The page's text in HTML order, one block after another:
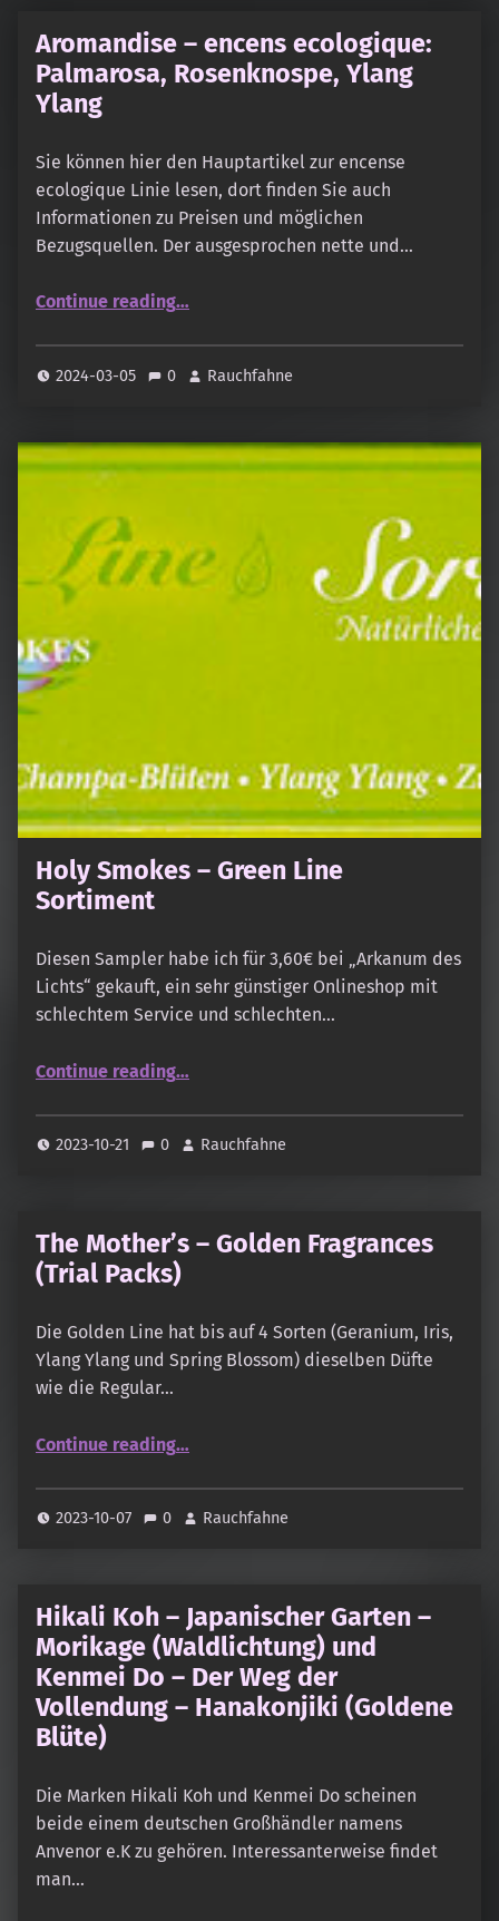
Aromandise – encens ecologique:
Palmarosa, Rosenknospe, Ylang
Ylang
Sie können hier den Hauptartikel zur encense
ecologique Linie lesen, dort finden Sie auch
Informationen zu Preisen und möglichen
Bezugsquellen. Der ausgesprochen nette und…
Continue reading“Aromandise – encens ecologique: Palmarosa, Rosenknospe, Ylang Ylang”
…
2024-03-05 0 Rauchfahne
Holy Smokes – Green Line
Sortiment
Diesen Sampler habe ich für 3,60€ bei „Arkanum des
Lichts“ gekauft, ein sehr günstiger Onlineshop mit
schlechtem Service und schlechten…
Continue reading“Holy Smokes – Green Line Sortiment”
…
2023-10-21 0 Rauchfahne
The Mother’s – Golden Fragrances
(Trial Packs)
Die Golden Line hat bis auf 4 Sorten (Geranium, Iris,
Ylang Ylang und Spring Blossom) dieselben Düfte
wie die Regular…
Continue reading“The Mother’s – Golden Fragrances (Trial Packs)”
…
2023-10-07 0 Rauchfahne
Hikali Koh – Japanischer Garten –
Morikage (Waldlichtung) und
Kenmei Do – Der Weg der
Vollendung – Hanakonjiki (Goldene
Blüte)
Die Marken Hikali Koh und Kenmei Do scheinen
beide einem deutschen Großhändler namens
Anvenor e.K zu gehören. Interessanterweise findet
man…